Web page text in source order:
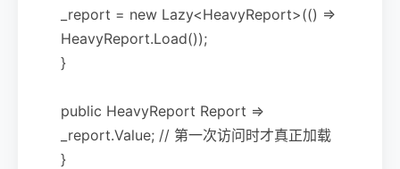
_report = new Lazy<HeavyReport>(() =>
HeavyReport.Load());
}
public HeavyReport Report =>
_report.Value; // 第一次访问时才真正加载
}